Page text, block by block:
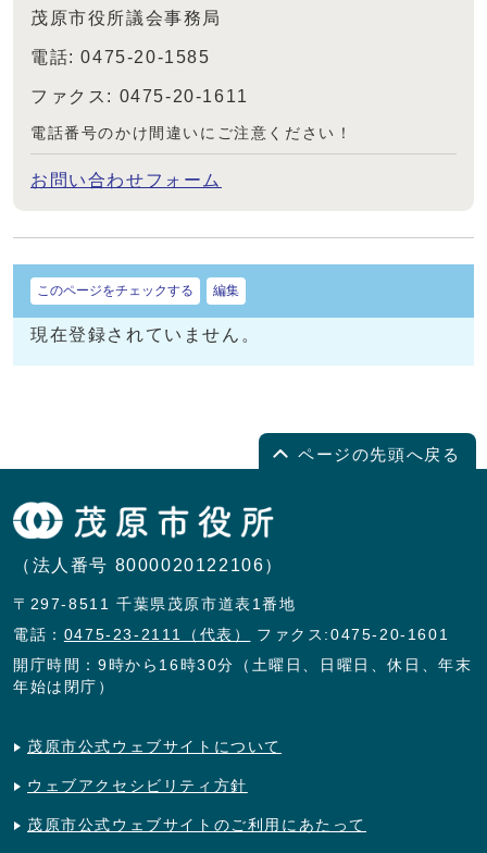
茂原市役所議会事務局
電話: 0475-20-1585
ファクス: 0475-20-1611
電話番号のかけ間違いにご注意ください！
お問い合わせフォーム
このページをチェックする 編集
現在登録されていません。
ページの先頭へ戻る
（法人番号 8000020122106）
〒297-8511 千葉県茂原市道表1番地
電話： 0475-23-2111（代表）
ファクス:0475-20-1601
開庁時間：9時から16時30分（土曜日、日曜日、休日、年末
年始は閉庁）
茂原市公式ウェブサイトについて
ウェブアクセシビリティ方針
茂原市公式ウェブサイトのご利用にあたって